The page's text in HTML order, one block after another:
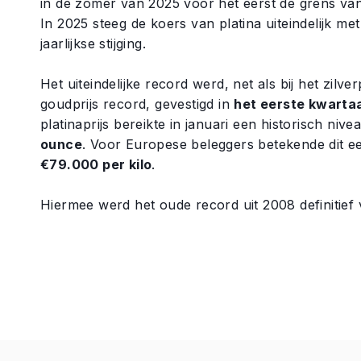
in de zomer van 2025 voor het eerst de grens
In 2025 steeg de koers van platina uiteindelijk
jaarlijkse stijging.
Het uiteindelijke record werd, net als bij het
goudprijs record, gevestigd in het eerste
platinaprijs bereikte in januari een historisch
ounce. Voor Europese beleggers betekende dit
€79.000 per kilo.
Hiermee werd het oude record uit 2008 definitief